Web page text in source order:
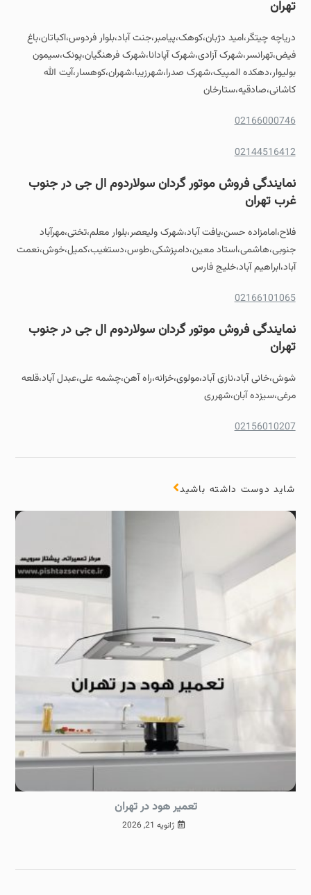
تهران
دریاچه چیتگر،امید دژبان،کوهک،پیامبر،جنت آباد،بلوار فردوس،اکباتان،باغ
فیض،تهرانسر،شهرک آزادی،شهرک آپادانا،شهرک فرهنگیان،پونک،سیمون
بولیوار،دهکده المپیک،شهرک صدرا،شهرزیبا،شهران،کوهسار،آیت الله
کاشانی،صادقیه،ستارخان
02166000746
02144516412
نمایندگی فروش موتور گردان سولاردوم ال جی در جنوب
غرب تهران
فلاح،امامزاده حسن،یافت آباد،شهرک ولیعصر،بلوار معلم،تختی،مهرآباد
جنوبی،هاشمی،استاد معین،دامپزشکی،طوس،دستغیب،کمیل،خوش،نعمت
آباد،ابراهیم آباد،خلیج فارس
02166101065
نمایندگی فروش موتور گردان سولاردوم ال جی در جنوب
تهران
شوش،خانی آباد،نازی آباد،مولوی،خزانه،راه آهن،چشمه علی،عبدل آباد،قلعه
مرغی،سیزده آبان،شهرری
02156010207
شاید دوست داشته باشید
تعمیر هود در تهران
ژانویه 21, 2026